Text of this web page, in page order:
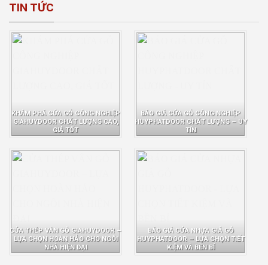
TIN TỨC
KHÁM PHÁ CỬA GỖ CÔNG NGHIỆP
GIAHUYDOOR CHẤT LƯỢNG CAO,
GIÁ TỐT
BÁO GIÁ CỬA GỖ CÔNG NGHIỆP
HUYPHATDOOR CHẤT LƯỢNG – UY
TÍN
CỬA THÉP VÂN GỖ GIAHUYDOOR –
LỰA CHỌN HOÀN HẢO CHO NGÔI
NHÀ HIỆN ĐẠI
BÁO GIÁ CỬA NHỰA GIẢ GỖ
HUYPHATDOOR – LỰA CHỌN TIẾT
KIỆM VÀ BỀN BỈ